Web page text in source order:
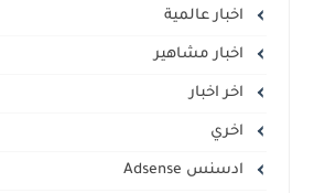
اخبار عالمية
اخبار مشاهير
اخر اخبار
اخري
ادسنس Adsense